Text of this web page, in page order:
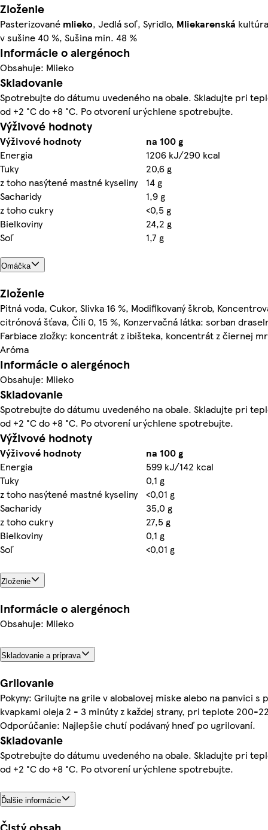
Zloženie
Pasterizované mlieko, Jedlá soľ, Syridlo, Mliekarenská
v sušine 40 %, Sušina min. 48 %
Informácie o alergénoch
Obsahuje: Mlieko
Skladovanie
Spotrebujte do dátumu uvedeného na obale. Skladujte pri
od +2 °C do +8 °C. Po otvorení urýchlene spotrebujte.
Výživové hodnoty
Výživové hodnoty
na 100 g
Energia
1206 kJ/290 kcal
Tuky
20,6 g
z toho nasýtené mastné kyseliny
14 g
Sacharidy
1,9 g
z toho cukry
<0,5 g
Bielkoviny
24,2 g
Soľ
1,7 g
Omáčka
Zloženie
Pitná voda, Cukor, Slivka 16 %, Modifikovaný škrob,
citrónová šťava, Čili 0, 15 %, Konzervačná látka: sorban
Farbiace zložky: koncentrát z ibišteka, koncentrát z čiernej
Aróma
Informácie o alergénoch
Obsahuje: Mlieko
Skladovanie
Spotrebujte do dátumu uvedeného na obale. Skladujte pri
od +2 °C do +8 °C. Po otvorení urýchlene spotrebujte.
Výživové hodnoty
Výživové hodnoty
na 100 g
Energia
599 kJ/142 kcal
Tuky
0,1 g
z toho nasýtené mastné kyseliny
<0,01 g
Sacharidy
35,0 g
z toho cukry
27,5 g
Bielkoviny
0,1 g
Soľ
<0,01 g
Zloženie
Informácie o alergénoch
Obsahuje: Mlieko
Skladovanie a príprava
Grilovanie
Pokyny: Grilujte na grile v alobalovej miske alebo na panvici s
kvapkami oleja 2 - 3 minúty z každej strany, pri teplote 200-
Odporúčanie: Najlepšie chutí podávaný hneď po ugrilovaní.
Skladovanie
Spotrebujte do dátumu uvedeného na obale. Skladujte pri
od +2 °C do +8 °C. Po otvorení urýchlene spotrebujte.
Ďalšie informácie